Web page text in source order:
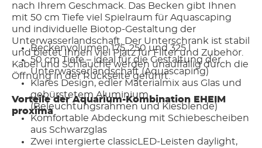
nach Ihrem Geschmack. Das Becken gibt Ihnen
mit 50 cm Tiefe viel Spielraum für Aquascaping
und individuelle Biotop-Gestaltung der
Unterwasserlandschaft. Der Unterschrank ist stabil
und bietet Ihnen viel Platz für Filter und Zubehör.
Kabel und Schläuche werden unauffällig durch die
Öffnung in der Rückseite geführt.
Vorteile der Aquarium-Kombination EHEIM
proxima
Beckenvolumen 175, 250 und 325 l
50 cm Tiefe – ideal für die Gestaltung der
Unterwasserlandschaft (Aquascaping)
Klares Design, edler Materialmix aus Glas und
gebürstetem Aluminium
(Beleuchtungsrahmen und Kiesblende)
Komfortable Abdeckung mit Schiebescheiben
aus Schwarzglas
Zwei intergierte classicLED-Leisten daylight,